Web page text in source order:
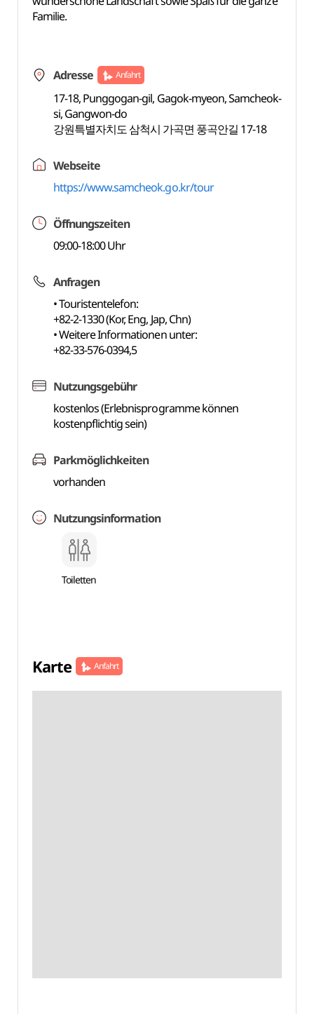
Familie.
Adresse Anfahrt
17-18, Punggogan-gil, Gagok-myeon, Samcheok-
si, Gangwon-do
강원특별자치도 삼척시 가곡면 풍곡안길 17-18
Webseite
https://www.samcheok.go.kr/tour
Öffnungszeiten
09:00-18:00 Uhr
Anfragen
• Touristentelefon:
+82-2-1330 (Kor, Eng, Jap, Chn)
• Weitere Informationen unter:
+82-33-576-0394,5
Nutzungsgebühr
kostenlos (Erlebnisprogramme können
kostenpflichtig sein)
Parkmöglichkeiten
vorhanden
Nutzungsinformation
Toiletten
Karte Anfahrt